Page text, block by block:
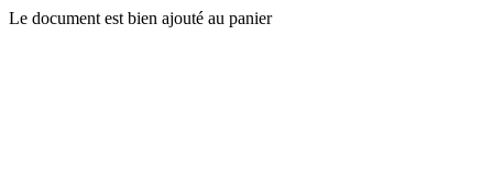
Le document est bien ajouté au panier